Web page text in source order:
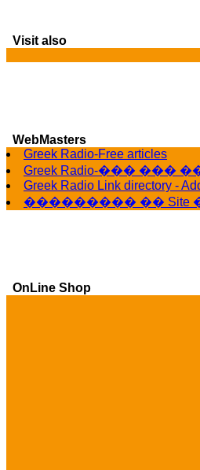
Visit also
WebMasters
Greek Radio-Free articles
Greek Radio-��� ���
Greek Radio Link directory -
��������� �� Site
OnLine Shop